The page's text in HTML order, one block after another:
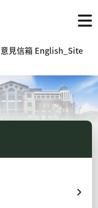
意見信箱 English_Site